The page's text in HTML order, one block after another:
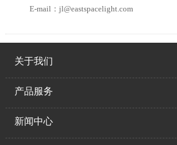
E-mail：jl@eastspacelight.com
关于我们
产品服务
新闻中心